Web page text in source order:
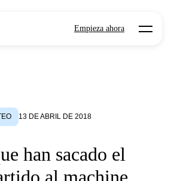
Empieza ahora Open
13 DE ABRIL DE 2018
han sacado el